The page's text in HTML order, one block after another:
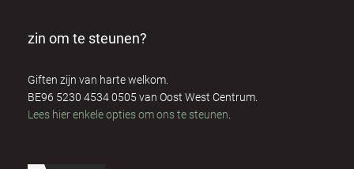
zin om te steunen?
Giften zijn van harte welkom.
BE96 5230 4534 0505 van Oost West Centrum.
Lees hier enkele opties om ons te steunen.